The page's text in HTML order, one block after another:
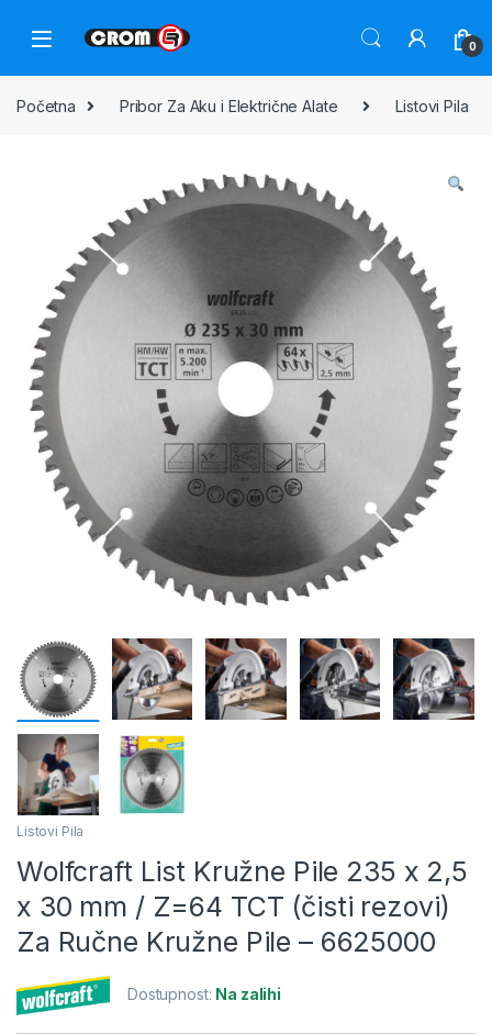
0
Početna Pribor Za Aku i Električne Alate Listovi Pila
Listovi Pila
Wolfcraft List Kružne Pile 235 x 2,5
x 30 mm / Z=64 TCT (čisti rezovi)
Za Ručne Kružne Pile – 6625000
Dostupnost: Na zalihi